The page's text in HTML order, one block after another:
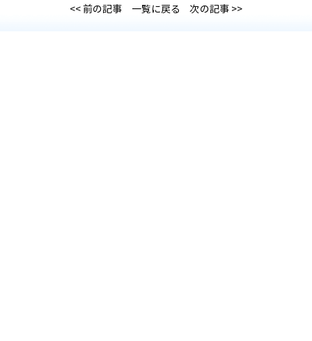
<< 前の記事 一覧に戻る 次の記事 >>